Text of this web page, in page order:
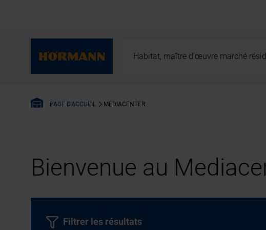
Habitat, maître d’œuvre marché
PAGE D'ACCUEIL MEDIACENTER
Bienvenue au
Filtrer les résultats